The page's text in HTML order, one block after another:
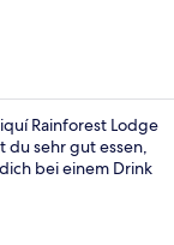
Rainforest Lodge
du sehr gut essen,
bei einem Drink